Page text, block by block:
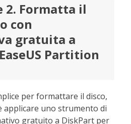
2. Formatta il
con
gratuita a
Partition
per formattare il disco,
applicare uno strumento di
gratuito a DiskPart per